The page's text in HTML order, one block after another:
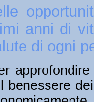
anni di
di ogni
benessere